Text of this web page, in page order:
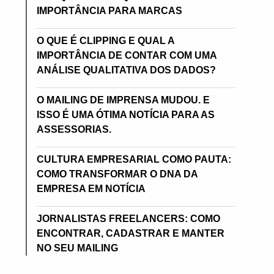
IMPORTÂNCIA PARA MARCAS
O QUE É CLIPPING E QUAL A
IMPORTÂNCIA DE CONTAR COM UMA
ANÁLISE QUALITATIVA DOS DADOS?
O MAILING DE IMPRENSA MUDOU. E
ISSO É UMA ÓTIMA NOTÍCIA PARA AS
ASSESSORIAS.
CULTURA EMPRESARIAL COMO PAUTA:
COMO TRANSFORMAR O DNA DA
EMPRESA EM NOTÍCIA
JORNALISTAS FREELANCERS: COMO
ENCONTRAR, CADASTRAR E MANTER
NO SEU MAILING